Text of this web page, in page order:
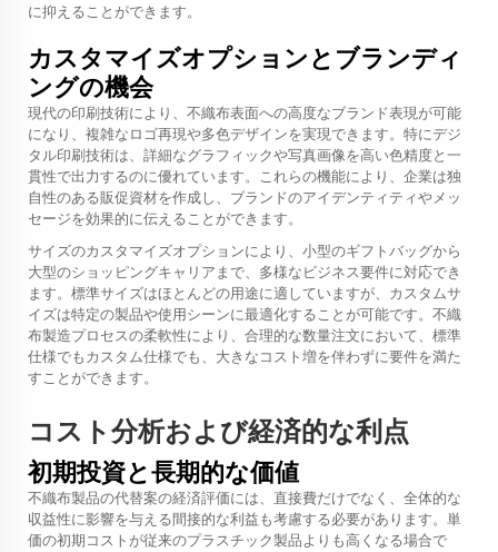
に抑えることができます。
カスタマイズオプションとブランディ
ングの機会
現代の印刷技術により、不織布表面への高度なブランド表現が可能
になり、複雑なロゴ再現や多色デザインを実現できます。特にデジ
タル印刷技術は、詳細なグラフィックや写真画像を高い色精度と一
貫性で出力するのに優れています。これらの機能により、企業は独
自性のある販促資材を作成し、ブランドのアイデンティティやメッ
セージを効果的に伝えることができます。
サイズのカスタマイズオプションにより、小型のギフトバッグから
大型のショッピングキャリアまで、多様なビジネス要件に対応でき
ます。標準サイズはほとんどの用途に適していますが、カスタムサ
イズは特定の製品や使用シーンに最適化することが可能です。不織
布製造プロセスの柔軟性により、合理的な数量注文において、標準
仕様でもカスタム仕様でも、大きなコスト増を伴わずに要件を満た
すことができます。
コスト分析および経済的な利点
初期投資と長期的な価値
不織布製品の代替案の経済評価には、直接費だけでなく、全体的な
収益性に影響を与える間接的な利益も考慮する必要があります。単
価の初期コストが従来のプラスチック製品よりも高くなる場合で